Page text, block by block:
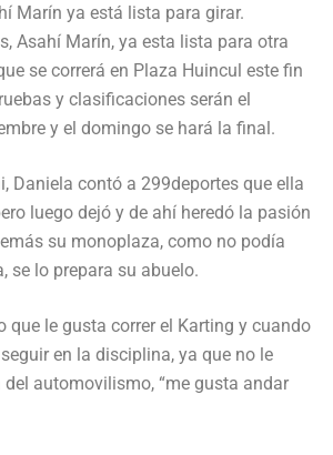
Marín ya está lista para girar.
Asahí Marín, ya esta lista para otra
se correrá en Plaza Huincul este fin
y clasificaciones serán el
y el domingo se hará la final.
Daniela contó a 299deportes que ella
luego dejó y de ahí heredó la pasión
su monoplaza, como no podía
se lo prepara su abuelo.
que le gusta correr el Karting y cuando
en la disciplina, ya que no le
automovilismo, “me gusta andar